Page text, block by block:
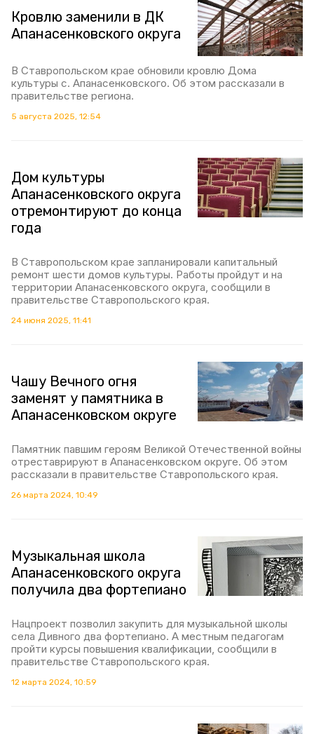
Кровлю заменили в ДК
Апанасенковского округа
В Ставропольском крае обновили кровлю Дома
культуры с. Апанасенковского. Об этом рассказали в
правительстве региона.
5 августа 2025, 12:54
Дом культуры
Апанасенковского округа
отремонтируют до конца
года
В Ставропольском крае запланировали капитальный
ремонт шести домов культуры. Работы пройдут и на
территории Апанасенковского округа, сообщили в
правительстве Ставропольского края.
24 июня 2025, 11:41
Чашу Вечного огня
заменят у памятника в
Апанасенковском округе
Памятник павшим героям Великой Отечественной войны
отреставрируют в Апанасенковском округе. Об этом
рассказали в правительстве Ставропольского края.
26 марта 2024, 10:49
Музыкальная школа
Апанасенковского округа
получила два фортепиано
Нацпроект позволил закупить для музыкальной школы
села Дивного два фортепиано. А местным педагогам
пройти курсы повышения квалификации, сообщили в
правительстве Ставропольского края.
12 марта 2024, 10:59